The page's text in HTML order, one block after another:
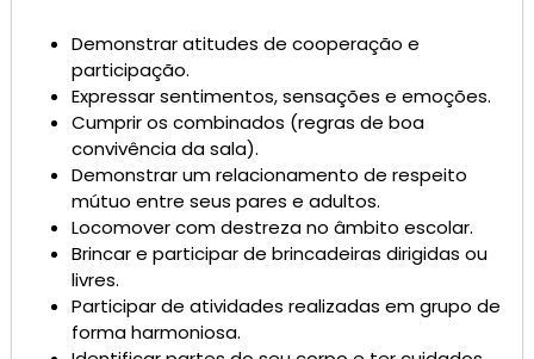
Demonstrar atitudes de cooperação e
participação.
Expressar sentimentos, sensações e emoções.
Cumprir os combinados (regras de boa
convivência da sala).
Demonstrar um relacionamento de respeito
mútuo entre seus pares e adultos.
Locomover com destreza no âmbito escolar.
Brincar e participar de brincadeiras dirigidas ou
livres.
Participar de atividades realizadas em grupo de
forma harmoniosa.